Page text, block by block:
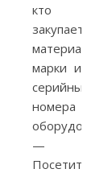
кто
закупает
материал,
марки и
серийные
номера
оборудования.
—
Посетите